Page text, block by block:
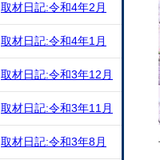
取材日記:令和4年2月
取材日記:令和4年1月
取材日記:令和3年12月
取材日記:令和3年11月
取材日記:令和3年8月